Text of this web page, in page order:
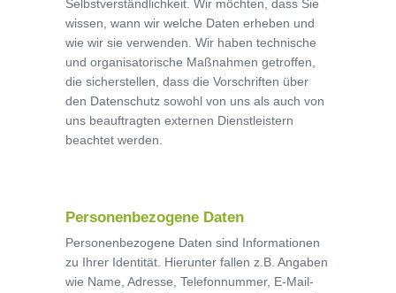
Selbstverständlichkeit. Wir möchten, dass Sie
wissen, wann wir welche Daten erheben und
wie wir sie verwenden. Wir haben technische
und organisatorische Maßnahmen getroffen,
die sicherstellen, dass die Vorschriften über
den Datenschutz sowohl von uns als auch von
uns beauftragten externen Dienstleistern
beachtet werden.
Personenbezogene Daten
Personenbezogene Daten sind Informationen
zu Ihrer Identität. Hierunter fallen z.B. Angaben
wie Name, Adresse, Telefonnummer, E-Mail-